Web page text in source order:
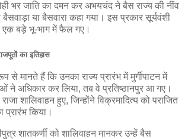
भर जाति का दमन कर अभयचंद ने बैस राज्य की नींव
या बैसवारा कहा गया। इस प्रकार सूर्यवंशी
एक बड़े भू-भाग में फैल गए।
का इतिहास
से मानते हैं कि उनका राज्य प्रारंभ में मुर्गीपाटन में
अधिकार कर लिया, तब वे प्रतिष्ठानपुर आ गए।
शालिवाहन हुए, जिन्होंने विक्रमादित्य को पराजित
किया।
शातकर्णी को शालिवाहन मानकर उन्हें बैस